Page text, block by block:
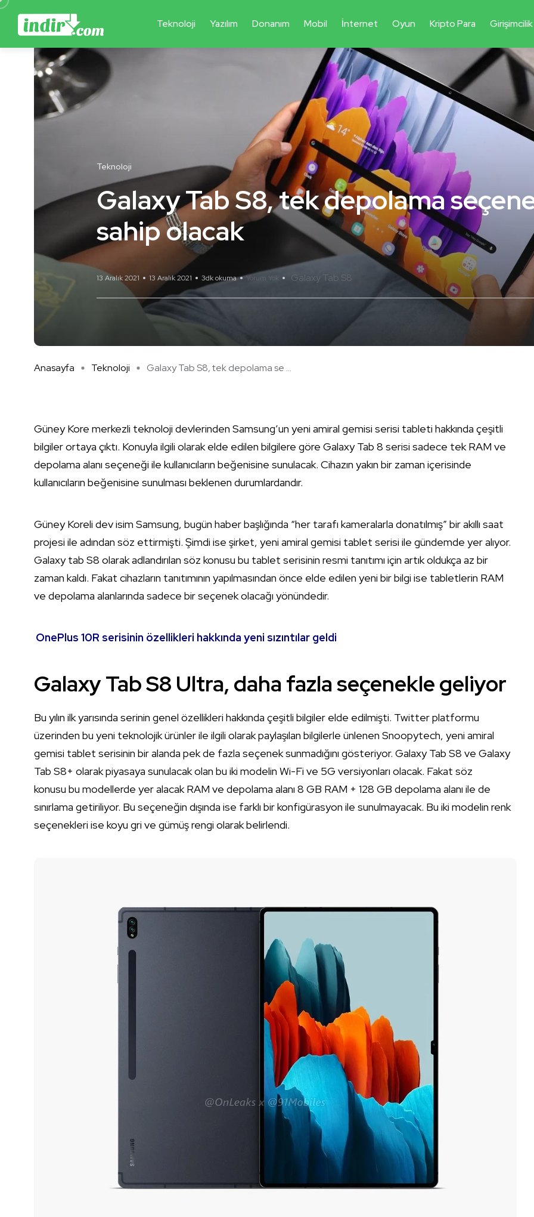
Teknoloji Yazılım Donanım Mobil İnternet Oyun Kripto Para Girişimcilik
Teknoloji
Galaxy Tab S8, tek depolama
sahip olacak
13 Aralık 2021 13 Aralık 2021 3dk okuma Yorum Yok Galaxy Tab S8
Anasayfa Teknoloji Galaxy Tab S8, tek depolama se ...
Güney Kore merkezli teknoloji devlerinden Samsung’un yeni amiral gemisi serisi tableti hakkında çeşitli
bilgiler ortaya çıktı. Konuyla ilgili olarak elde edilen bilgilere göre Galaxy Tab 8 serisi sadece tek RAM ve
depolama alanı seçeneği ile kullanıcıların beğenisine sunulacak. Cihazın yakın bir zaman içerisinde
kullanıcıların beğenisine sunulması beklenen durumlardandır.
Güney Koreli dev isim Samsung, bugün haber başlığında “her tarafı kameralarla donatılmış” bir akıllı saat
projesi ile adından söz ettirmişti. Şimdi ise şirket, yeni amiral gemisi tablet serisi ile gündemde yer alıyor.
Galaxy tab S8 olarak adlandırılan söz konusu bu tablet serisinin resmi tanıtımı için artık oldukça az bir
zaman kaldı. Fakat cihazların tanıtımının yapılmasından önce elde edilen yeni bir bilgi ise tabletlerin RAM
ve depolama alanlarında sadece bir seçenek olacağı yönündedir.
OnePlus 10R serisinin özellikleri hakkında yeni sızıntılar geldi
Galaxy Tab S8 Ultra, daha fazla seçenekle geliyor
Bu yılın ilk yarısında serinin genel özellikleri hakkında çeşitli bilgiler elde edilmişti. Twitter platformu
üzerinden bu yeni teknolojik ürünler ile ilgili olarak paylaşılan bilgilerle ünlenen Snoopytech, yeni amiral
gemisi tablet serisinin bir alanda pek de fazla seçenek sunmadığını gösteriyor. Galaxy Tab S8 ve Galaxy
Tab S8+ olarak piyasaya sunulacak olan bu iki modelin Wi-Fi ve 5G versiyonları olacak. Fakat söz
konusu bu modellerde yer alacak RAM ve depolama alanı 8 GB RAM + 128 GB depolama alanı ile de
sınırlama getiriliyor. Bu seçeneğin dışında ise farklı bir konfigürasyon ile sunulmayacak. Bu iki modelin renk
seçenekleri ise koyu gri ve gümüş rengi olarak belirlendi.